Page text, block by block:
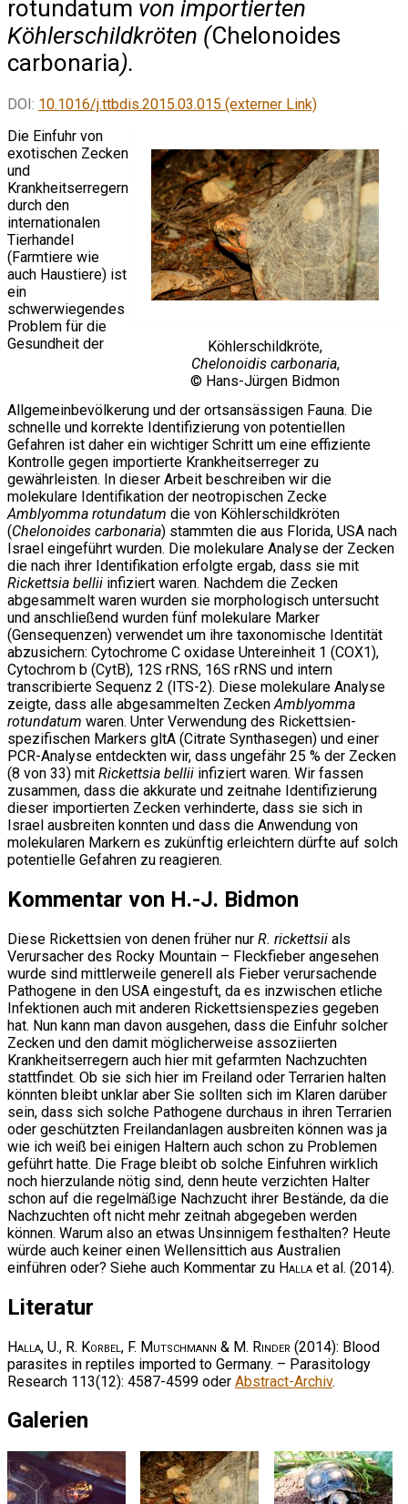
rotundatum von importierten
Köhlerschildkröten (Chelonoides
carbonaria).
DOI: 10.1016/j.ttbdis.2015.03.015 (externer Link)
Köhlerschildkröte,
Chelonoidis carbonaria,
© Hans-Jürgen Bidmon
Die Einfuhr von
exotischen Zecken
und
Krankheitserregern
durch den
internationalen
Tierhandel
(Farmtiere wie
auch Haustiere) ist
ein
schwerwiegendes
Problem für die
Gesundheit der
Allgemeinbevölkerung und der ortsansässigen Fauna. Die
schnelle und korrekte Identifizierung von potentiellen
Gefahren ist daher ein wichtiger Schritt um eine effiziente
Kontrolle gegen importierte Krankheitserreger zu
gewährleisten. In dieser Arbeit beschreiben wir die
molekulare Identifikation der neotropischen Zecke
Amblyomma rotundatum die von Köhlerschildkröten
(Chelonoides carbonaria) stammten die aus Florida, USA nach
Israel eingeführt wurden. Die molekulare Analyse der Zecken
die nach ihrer Identifikation erfolgte ergab, dass sie mit
Rickettsia bellii infiziert waren. Nachdem die Zecken
abgesammelt waren wurden sie morphologisch untersucht
und anschließend wurden fünf molekulare Marker
(Gensequenzen) verwendet um ihre taxonomische Identität
abzusichern: Cytochrome C oxidase Untereinheit 1 (COX1),
Cytochrom b (CytB), 12S rRNS, 16S rRNS und intern
transcribierte Sequenz 2 (ITS-2). Diese molekulare Analyse
zeigte, dass alle abgesammelten ZeckenAmblyomma
rotundatum waren. Unter Verwendung des Rickettsien-
spezifischen Markers gltA (Citrate Synthasegen) und einer
PCR-Analyse entdeckten wir, dass ungefähr 25 % der Zecken
(8 von 33) mit Rickettsia bellii infiziert waren. Wir fassen
zusammen, dass die akkurate und zeitnahe Identifizierung
dieser importierten Zecken verhinderte, dass sie sich in
Israel ausbreiten konnten und dass die Anwendung von
molekularen Markern es zukünftig erleichtern dürfte auf solch
potentielle Gefahren zu reagieren.
Kommentar von H.-J. Bidmon
Diese Rickettsien von denen früher nur R. rickettsii als
Verursacher des Rocky Mountain – Fleckfieber angesehen
wurde sind mittlerweile generell als Fieber verursachende
Pathogene in den USA eingestuft, da es inzwischen etliche
Infektionen auch mit anderen Rickettsienspezies gegeben
hat. Nun kann man davon ausgehen, dass die Einfuhr solcher
Zecken und den damit möglicherweise assoziierten
Krankheitserregern auch hier mit gefarmten Nachzuchten
stattfindet. Ob sie sich hier im Freiland oder Terrarien halten
könnten bleibt unklar aber Sie sollten sich im Klaren darüber
sein, dass sich solche Pathogene durchaus in ihren Terrarien
oder geschützten Freilandanlagen ausbreiten können was ja
wie ich weiß bei einigen Haltern auch schon zu Problemen
geführt hatte. Die Frage bleibt ob solche Einfuhren wirklich
noch hierzulande nötig sind, denn heute verzichten Halter
schon auf die regelmäßige Nachzucht ihrer Bestände, da die
Nachzuchten oft nicht mehr zeitnah abgegeben werden
können. Warum also an etwas Unsinnigem festhalten? Heute
würde auch keiner einen Wellensittich aus Australien
einführen oder? Siehe auch Kommentar zu Halla et al. (2014).
Literatur
Halla, U., R. Korbel, F. Mutschmann & M. Rinder (2014): Blood
parasites in reptiles imported to Germany. – Parasitology
Research 113(12): 4587-4599 oder Abstract-Archiv.
Galerien